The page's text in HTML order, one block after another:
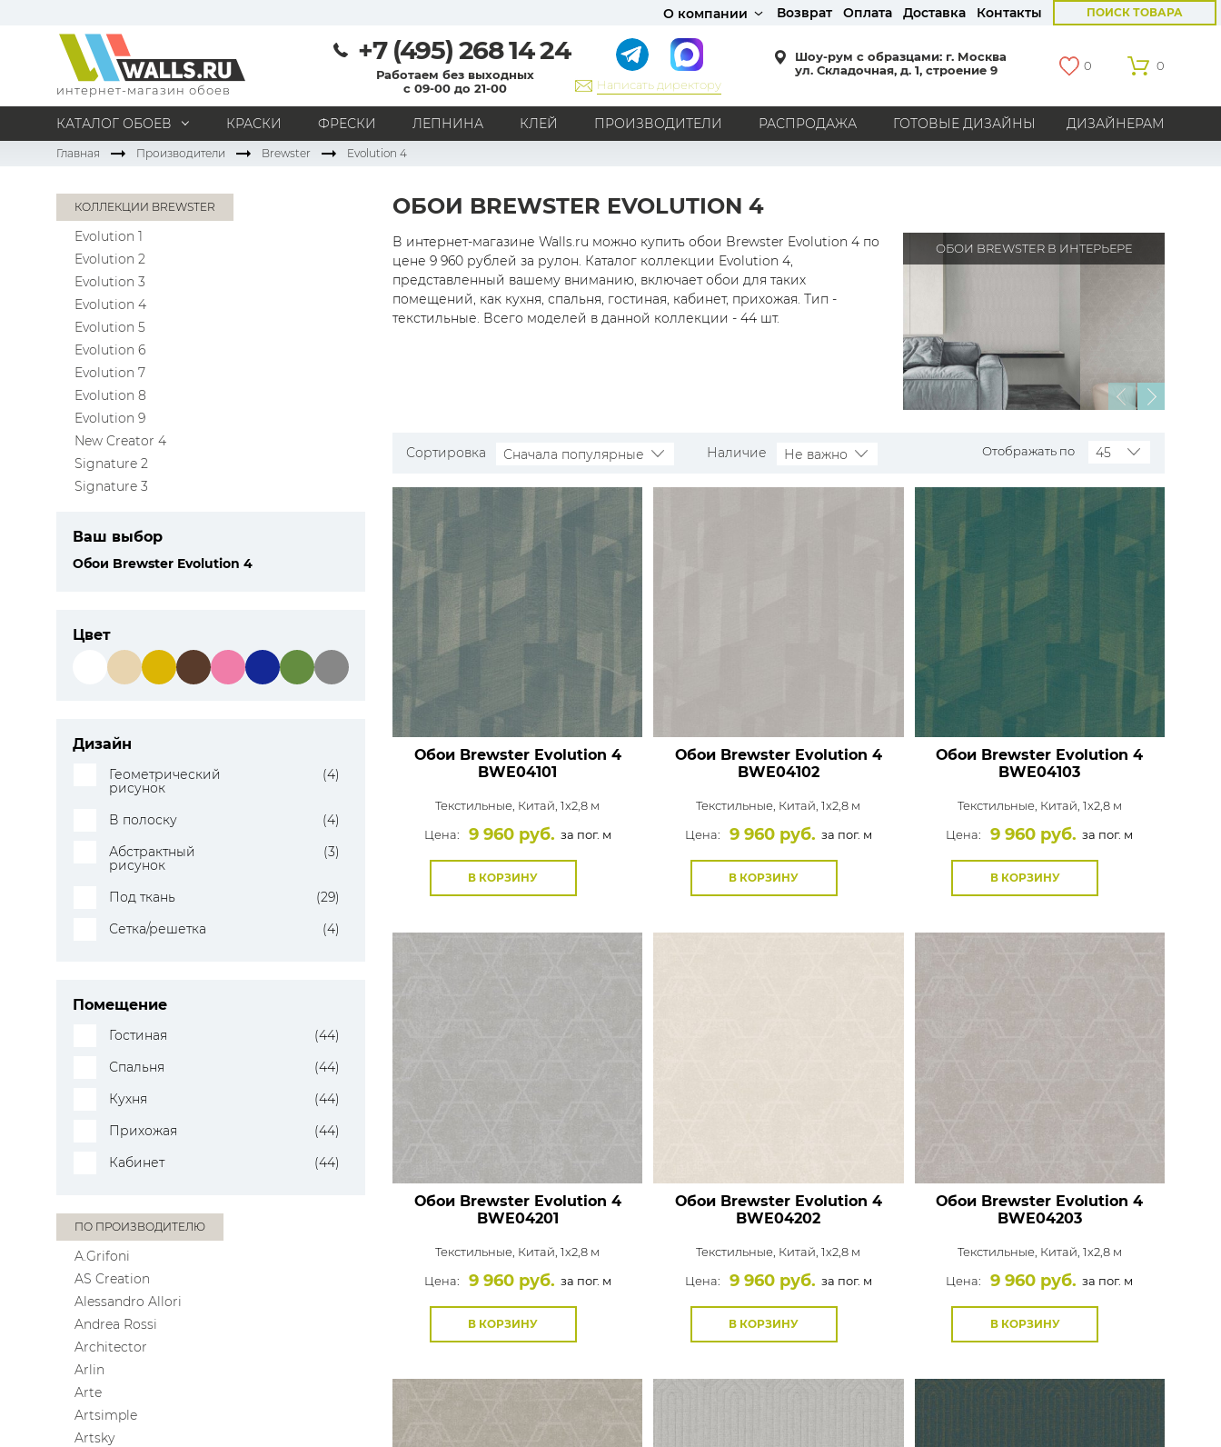
О компании Возврат Оплата Доставка Контакты ПОИСК ТОВАРА
интернет-магазин обоев
+7 (495) 268 14 24
Работаем без выходных
с 09-00 до 21-00
Написать директору
Шоу-рум с образцами: г. Москва
ул. Складочная, д. 1, строение 9
0 0
КАТАЛОГ ОБОЕВ КРАСКИ ФРЕСКИ ЛЕПНИНА КЛЕЙ ПРОИЗВОДИТЕЛИ РАСПРОДАЖА ГОТОВЫЕ ДИЗАЙНЫ ДИЗАЙНЕРАМ
МАТЕРИАЛ
Виниловые
Бумажные
Акриловые
Классика
Английский стиль
Скандинавский стиль
Японский стиль Все стили
ПОМЕЩЕНИЕ
Кабинет
Коридор
Спальня
Детская
Все типы помещений
РИСУНОК
Граффити
Карта мира Книги
Под кирпич
С надписями
Однотонные
Marburg
KT-Exclusive Baoqili
AS Creation
Grandeco Rasch
Luna
Распродажа остатков
Wallquest Все бренды
ЦВЕТА
Главная Производители Brewster Evolution 4
КОЛЛЕКЦИИ BREWSTER
Evolution 1
Evolution 2
Evolution 3
Evolution 4
Evolution 5
Evolution 6
Evolution 7
Evolution 8
Evolution 9
New Creator 4
Signature 2
Signature 3
Ваш выбор
Обои Brewster Evolution 4
Цвет
Дизайн
Геометрический
рисунок
(4)
В полоску
(4)
Абстрактный
рисунок
(3)
Под ткань
(29)
Сетка/решетка
(4)
Помещение
Гостиная
(44)
Спальня
(44)
Кухня
(44)
Прихожая
(44)
Кабинет
(44)
ПО ПРОИЗВОДИТЕЛЮ
A.Grifoni
AS Creation
Alessandro Allori
Andrea Rossi
Architector
Arlin
Arte
Artsimple
Artsky
ОБОИ BREWSTER EVOLUTION 4
ОБОИ BREWSTER В ИНТЕРЬЕРЕ
В интернет-магазине Walls.ru можно купить обои Brewster Evolution 4 по
цене 9 960 рублей за рулон. Каталог коллекции Evolution 4,
представленный вашему вниманию, включает обои для таких
помещений, как кухня, спальня, гостиная, кабинет, прихожая. Тип -
текстильные. Всего моделей в данной коллекции - 44 шт.
Сортировка Сначала популярные Наличие Не важно Отображать по 45
Обои Brewster Evolution 4
BWE04101
Текстильные, Китай, 1x2,8 м
Цена:
9 960 руб. за пог. м
В КОРЗИНУ
Обои Brewster Evolution 4
BWE04102
Текстильные, Китай, 1x2,8 м
Цена:
9 960 руб. за пог. м
В КОРЗИНУ
Обои Brewster Evolution 4
BWE04103
Текстильные, Китай, 1x2,8 м
Цена:
9 960 руб. за пог. м
В КОРЗИНУ
Обои Brewster Evolution 4
BWE04201
Текстильные, Китай, 1x2,8 м
Цена:
9 960 руб. за пог. м
В КОРЗИНУ
Обои Brewster Evolution 4
BWE04202
Текстильные, Китай, 1x2,8 м
Цена:
9 960 руб. за пог. м
В КОРЗИНУ
Обои Brewster Evolution 4
BWE04203
Текстильные, Китай, 1x2,8 м
Цена:
9 960 руб. за пог. м
В КОРЗИНУ